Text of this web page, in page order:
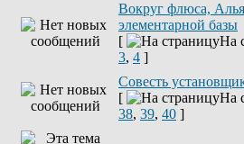
Вокруг флюса,
элементарной базы
[
На
3, 4 ]
Совесть
[
На
38, 39, 40 ]